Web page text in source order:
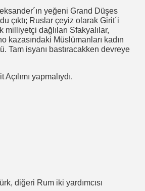
yeğeni Grand Düşes
çıktı; Ruslar çeyiz olarak Girit´i
dağlıları Sfakyalılar,
kazasındaki Müslümanları kadın
Tam isyanı bastıracakken devreye
yapmalıydı.
diğeri Rum iki yardımcısı